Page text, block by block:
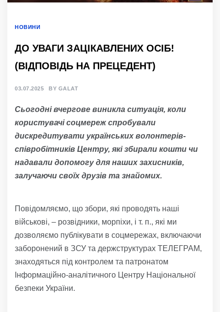
НОВИНИ
ДО УВАГИ ЗАЦІКАВЛЕНИХ ОСІБ!
(ВІДПОВІДЬ НА ПРЕЦЕДЕНТ)
03.07.2025 BY GALAT
Сьогодні вчергове виникла ситуація, коли
користувачі соцмереж спробували
дискредитувати українських волонтерів-
співробітників Центру, які збирали кошти чи
надавали допомогу для наших захисників,
залучаючи своїх друзів та знайомих.
Повідомляємо, що збори, які проводять наші
військові, – розвідники, морпіхи, і т. п., які ми
дозволяємо публікувати в соцмережах, включаючи
заборонений в ЗСУ та держструктурах ТЕЛЕГРАМ,
знаходяться під контролем та патронатом
Інформаційно-аналітичного Центру Національної
безпеки України.